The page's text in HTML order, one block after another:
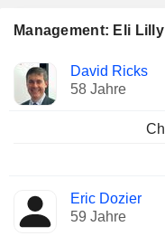
Management: Eli
Manager
Besetzte
Positionen
David Ricks
58 Jahre
Eric Dozier
59 Jahre